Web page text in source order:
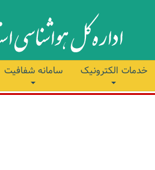
خدمات الکترونیک سامانه شفافیت